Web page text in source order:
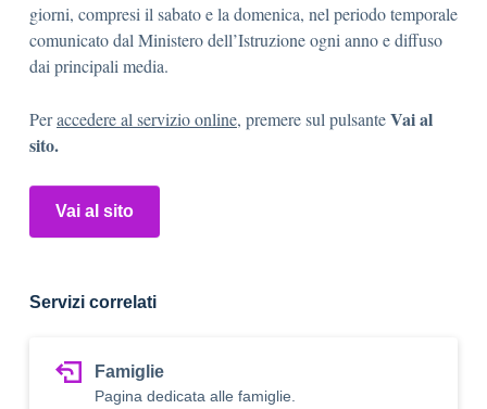
giorni, compresi il sabato e la domenica, nel periodo temporale
comunicato dal Ministero dell’Istruzione ogni anno e diffuso
dai principali media.
Peraccedere al servizio online, premere sul pulsanteVai al
sito.
Vai al sito
Servizi correlati
Famiglie
Pagina dedicata alle famiglie.